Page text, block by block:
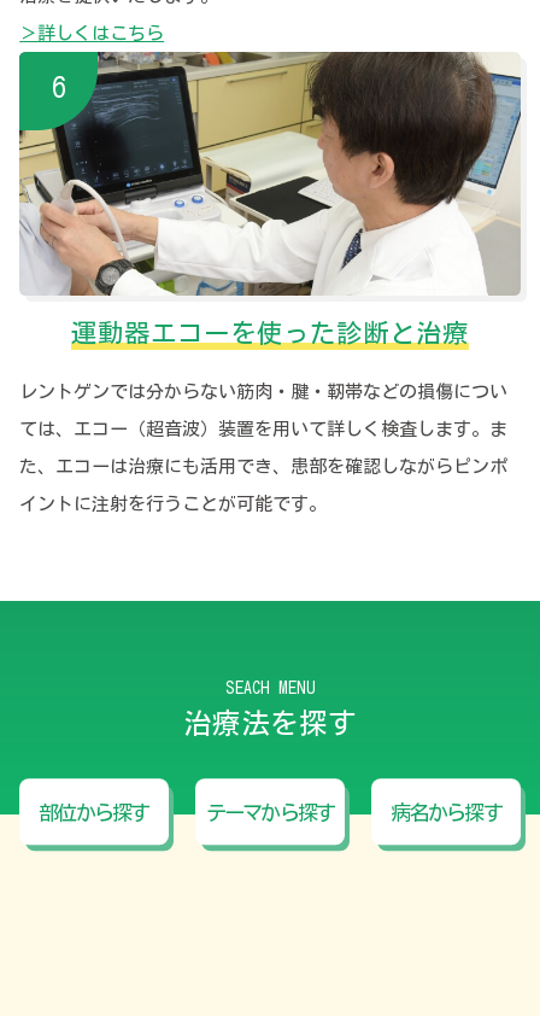
＞詳しくはこちら
運動器エコーを使った診断と治療
レントゲンでは分からない筋肉・腱・靭帯などの損傷につい
ては、エコー（超音波）装置を用いて詳しく検査します。ま
た、エコーは治療にも活用でき、患部を確認しながらピンポ
イントに注射を行うことが可能です。
SEACH MENU
治療法を探す
部位から探す テーマから探す 病名から探す